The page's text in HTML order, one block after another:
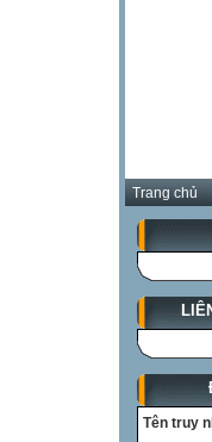
Trang chủ
Tên truy